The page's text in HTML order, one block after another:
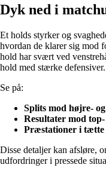
Dyk ned i
Et holds styrker og
hvordan de klarer sig mod
hold har svært ved
hold med stærke defensiver.
Se på:
Splits mod højre-
Resultater mod
Præstationer i tætte
Disse detaljer kan afsløre,
udfordringer i pressede